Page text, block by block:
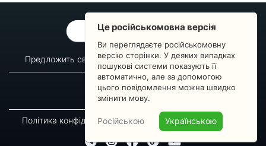
ОБРАТНАЯ СВЯЗЬ
Предложить свой вопрос Статистика изменений
О сервисе
Преподавателям
Новости
Пульс страны
Політика конфіденційності Угода підписника
Це російськомовна версія
Ви переглядаєте російськомовну
версію сторінки. У деяких випадках
пошукові системи показують її
автоматично, але за допомогою
цього повідомлення можна швидко
змінити мову.
Російською Українською